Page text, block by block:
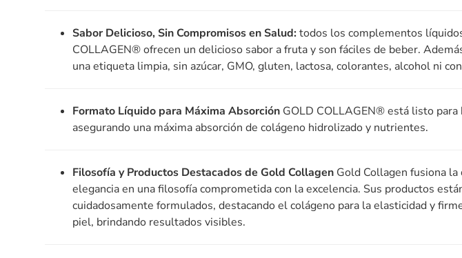
Sabor Delicioso, Sin Compromisos en Salud: todos los complementos
COLLAGEN® ofrecen un delicioso sabor a fruta y son fáciles de beber.
una etiqueta limpia, sin azúcar, GMO, gluten, lactosa, colorantes, alcohol ni
Formato Líquido para Máxima Absorción GOLD COLLAGEN® está listo para
asegurando una máxima absorción de colágeno hidrolizado y nutrientes.
Filosofía y Productos Destacados de Gold Collagen Gold Collagen fusiona la
elegancia en una filosofía comprometida con la excelencia. Sus productos
cuidadosamente formulados, destacando el colágeno para la elasticidad y
piel, brindando resultados visibles.